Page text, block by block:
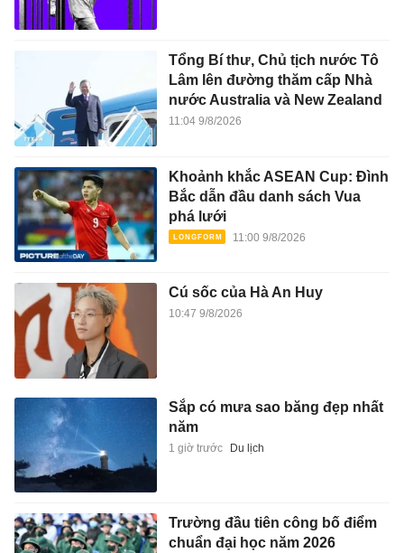
Tổng Bí thư, Chủ tịch nước Tô
Lâm lên đường thăm cấp Nhà
nước Australia và New Zealand
11:04 9/8/2026
Khoảnh khắc ASEAN Cup: Đình
Bắc dẫn đầu danh sách Vua
phá lưới
11:00 9/8/2026
Cú sốc của Hà An Huy
10:47 9/8/2026
Sắp có mưa sao băng đẹp nhất
năm
1 giờ trước Du lịch
Trường đầu tiên công bố điểm
chuẩn đại học năm 2026